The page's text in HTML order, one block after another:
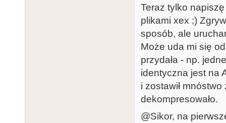
Teraz tylko
plikami xex ;)
sposób, ale
Może uda mi się
przydała - np.
identyczna jest na
i zostawił
dekompresowało.
@Sikor, na